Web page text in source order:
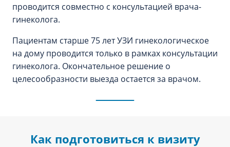
проводится совместно с консультацией врача-
гинеколога.
Пациентам старше 75 лет УЗИ гинекологическое
на дому проводится только в рамках консультации
гинеколога. Окончательное решение о
целесообразности выезда остается за врачом.
Как подготовиться к визиту